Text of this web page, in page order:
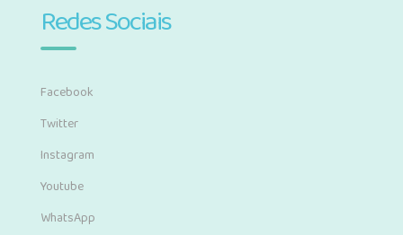
Redes Sociais
Facebook
Twitter
Instagram
Youtube
WhatsApp